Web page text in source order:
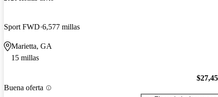
Sport FWD 6,577 millas
Marietta, GA
15 millas
Buena oferta